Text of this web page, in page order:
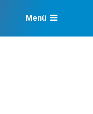
Menü